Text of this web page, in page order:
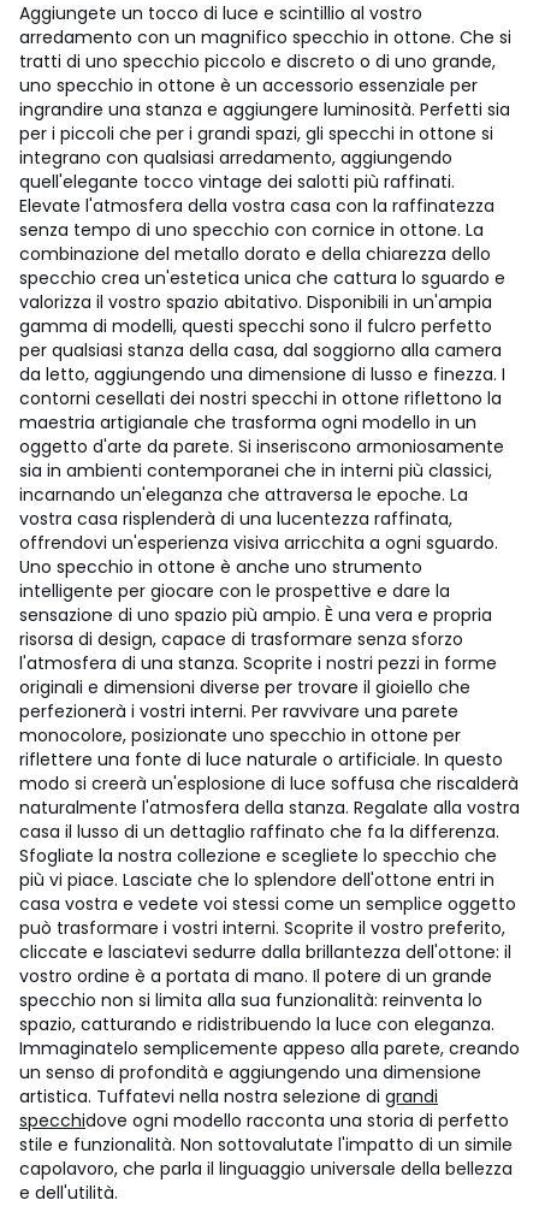
Aggiungete un tocco di luce e scintillio al vostro
arredamento con un magnifico specchio in ottone. Che si
tratti di uno specchio piccolo e discreto o di uno grande,
uno specchio in ottone è un accessorio essenziale per
ingrandire una stanza e aggiungere luminosità. Perfetti sia
per i piccoli che per i grandi spazi, gli specchi in ottone si
integrano con qualsiasi arredamento, aggiungendo
quell'elegante tocco vintage dei salotti più raffinati.
Elevate l'atmosfera della vostra casa con la raffinatezza
senza tempo di uno specchio con cornice in ottone. La
combinazione del metallo dorato e della chiarezza dello
specchio crea un'estetica unica che cattura lo sguardo e
valorizza il vostro spazio abitativo. Disponibili in un'ampia
gamma di modelli, questi specchi sono il fulcro perfetto
per qualsiasi stanza della casa, dal soggiorno alla camera
da letto, aggiungendo una dimensione di lusso e finezza. I
contorni cesellati dei nostri specchi in ottone riflettono la
maestria artigianale che trasforma ogni modello in un
oggetto d'arte da parete. Si inseriscono armoniosamente
sia in ambienti contemporanei che in interni più classici,
incarnando un'eleganza che attraversa le epoche. La
vostra casa risplenderà di una lucentezza raffinata,
offrendovi un'esperienza visiva arricchita a ogni sguardo.
Uno specchio in ottone è anche uno strumento
intelligente per giocare con le prospettive e dare la
sensazione di uno spazio più ampio. È una vera e propria
risorsa di design, capace di trasformare senza sforzo
l'atmosfera di una stanza. Scoprite i nostri pezzi in forme
originali e dimensioni diverse per trovare il gioiello che
perfezionerà i vostri interni. Per ravvivare una parete
monocolore, posizionate uno specchio in ottone per
riflettere una fonte di luce naturale o artificiale. In questo
modo si creerà un'esplosione di luce soffusa che riscalderà
naturalmente l'atmosfera della stanza. Regalate alla vostra
casa il lusso di un dettaglio raffinato che fa la differenza.
Sfogliate la nostra collezione e scegliete lo specchio che
più vi piace. Lasciate che lo splendore dell'ottone entri in
casa vostra e vedete voi stessi come un semplice oggetto
può trasformare i vostri interni. Scoprite il vostro preferito,
cliccate e lasciatevi sedurre dalla brillantezza dell'ottone: il
vostro ordine è a portata di mano. Il potere di un grande
specchio non si limita alla sua funzionalità: reinventa lo
spazio, catturando e ridistribuendo la luce con eleganza.
Immaginatelo semplicemente appeso alla parete, creando
un senso di profondità e aggiungendo una dimensione
artistica. Tuffatevi nella nostra selezione di grandi
specchidove ogni modello racconta una storia di perfetto
stile e funzionalità. Non sottovalutate l'impatto di un simile
capolavoro, che parla il linguaggio universale della bellezza
e dell'utilità.